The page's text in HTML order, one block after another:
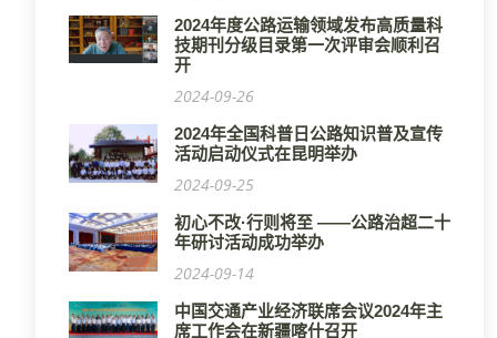
2024年度公路运输领域发布高质量科
技期刊分级目录第一次评审会顺利召
开
2024-09-26
2024年全国科普日公路知识普及宣传
活动启动仪式在昆明举办
2024-09-25
初心不改·行则将至 ——公路治超二十
年研讨活动成功举办
2024-09-14
中国交通产业经济联席会议2024年主
席工作会在新疆喀什召开